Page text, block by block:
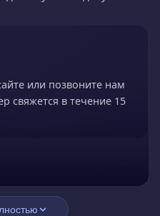
или позвоните нам
свяжется в течение 15